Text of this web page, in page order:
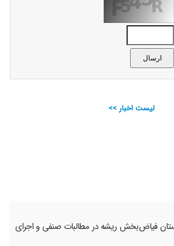
لیست اخبار >>
فیاض‌بخش ریشه در مطالبات صنفی و اجرای